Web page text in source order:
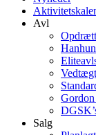
Avl
Gordon
Salg